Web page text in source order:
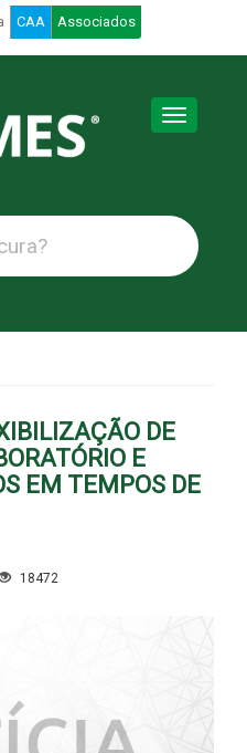
CAA Associados
Toggle
DE
E
EM TEMPOS DE
18472